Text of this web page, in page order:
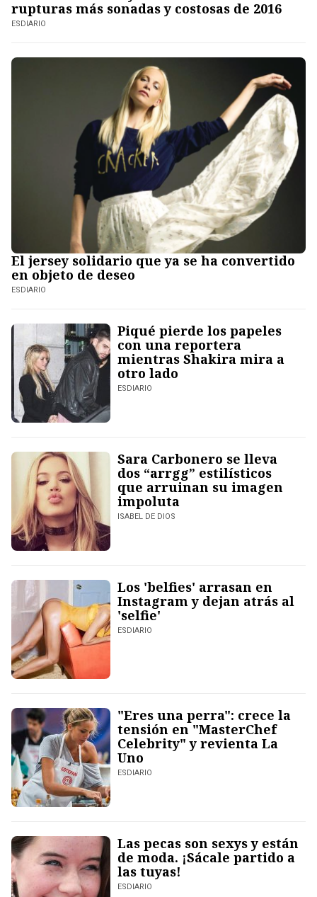
rupturas más sonadas y costosas de 2016
ESDIARIO
El jersey solidario que ya se ha convertido
en objeto de deseo
ESDIARIO
Piqué pierde los papeles
con una reportera
mientras Shakira mira a
otro lado
ESDIARIO
Sara Carbonero se lleva
dos “arrgg” estilísticos
que arruinan su imagen
impoluta
ISABEL DE DIOS
Los 'belfies' arrasan en
Instagram y dejan atrás al
'selfie'
ESDIARIO
"Eres una perra": crece la
tensión en "MasterChef
Celebrity" y revienta La
Uno
ESDIARIO
Las pecas son sexys y están
de moda. ¡Sácale partido a
las tuyas!
ESDIARIO